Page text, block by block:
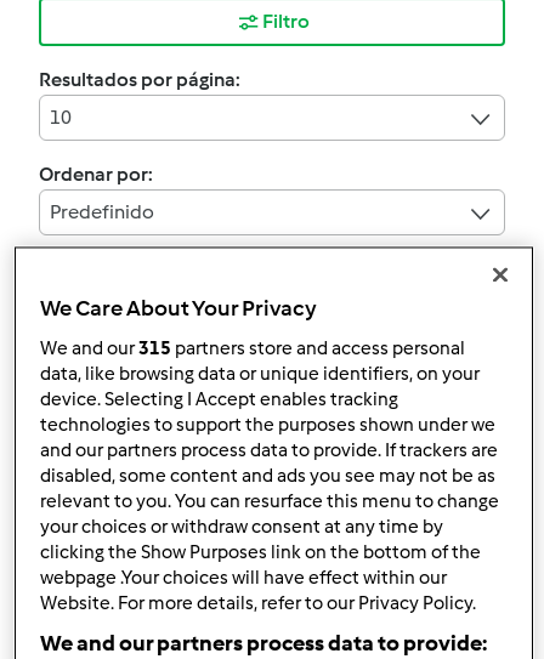
Filtro
Resultados por página:
10
Ordenar por:
Predefinido
Croquetes de Atum
por cqm.carina
0 2 -- -- 1h 0min
Tarte de Maçã e Coco
porcqm.carina
We Care About Your Privacy
We and our315 partners store and access personal
data, like browsing data or unique identifiers, on your
device. Selecting I Accept enables tracking
technologies to support the purposes shown under we
and our partners process data to provide. If trackers are
disabled, some content and ads you see may not be as
relevant to you. You can resurface this menu to change
your choices or withdraw consent at any time by
clicking the Show Purposes link on the bottom of the
webpage .Your choices will have effect within our
Website. For more details, refer to our Privacy Policy.
We and our partners process data to provide: